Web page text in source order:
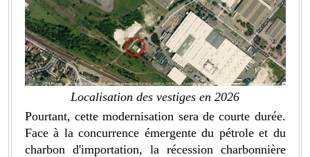
Localisation des vestiges en 2026
Pourtant, cette modernisation sera de courte durée.
Face à la concurrence émergente du pétrole et du
charbon d'importation, la récession charbonnière